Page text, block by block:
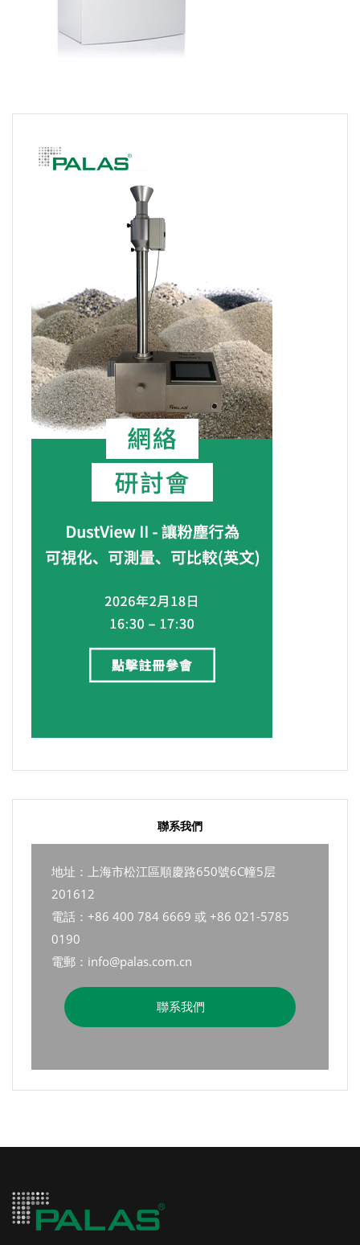
聯系我們
地址：上海市松江區順慶路650號6C幢5层
201612
電話：+86 400 784 6669 或 +86 021-5785
0190
電郵：info@palas.com.cn
聯系我們